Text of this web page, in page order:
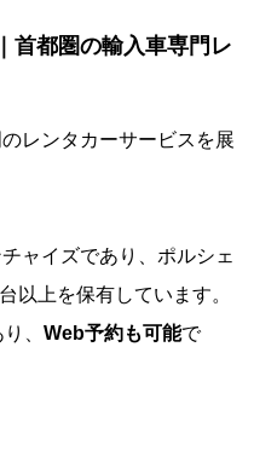
首都圏の輸入車専門レ
レンタカーサービスを展
ャイズであり、ポルシェ
以上を保有しています。
、 Web予約も可能で